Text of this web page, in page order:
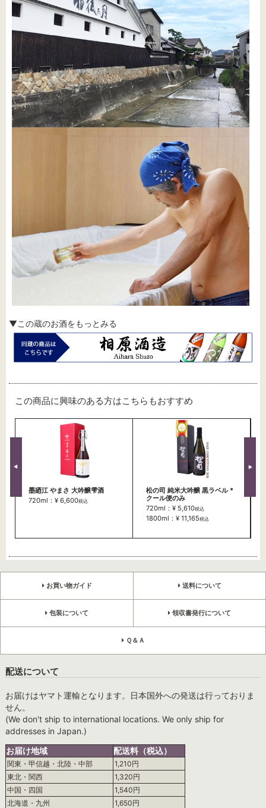
▼この蔵のお酒をもっとみる
この商品に興味のある方はこちらもおすすめ
墨廼江 やまさ 大吟醸雫酒
720ml：¥ 6,600税込
松の司 純米大吟醸 黒ラベル *
クール便のみ
720ml：¥ 5,610税込
1800ml：¥ 11,165税込
お買い物ガイド 送料について
包装について 領収書発行について
Ｑ＆Ａ
配送について
お届けはヤマト運輸となります。日本国外への発送は行っておりま
せん。
(We don't ship to international locations. We only ship for
addresses in Japan.)
お届け地域
配送料（税込）
関東・甲信越・北陸・中部
1,210円
東北・関西
1,320円
中国・四国
1,540円
北海道・九州
1,650円